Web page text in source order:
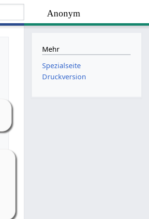
Anonym
Mehr
Spezialseite
Druckversion